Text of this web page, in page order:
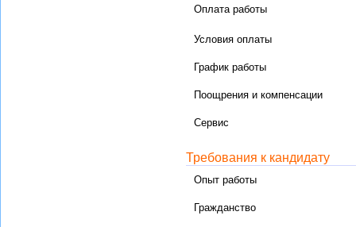
Оплата работы
Условия оплаты
График работы
Поощрения и компенсации
Сервис
Требования к кандидату
Опыт работы
Гражданство